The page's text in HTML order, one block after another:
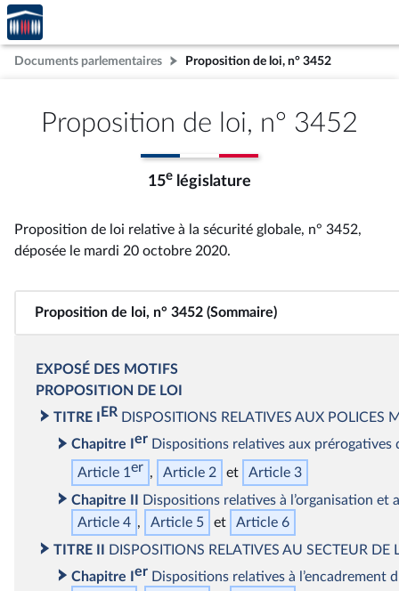
Aller au contenu
Aller en bas de la page
Accèder
à la
page
d'accueil
Documents parlementaires Proposition de loi, n° 3452
Proposition de loi, n° 3452
15e législature
Proposition de loi relative à la sécurité globale, n° 3452,
déposée le mardi 20 octobre 2020.
Proposition de loi, n° 3452 (Sommaire)
EXPOSÉ DES MOTIFS
PROPOSITION DE LOI
TITRE I
ER DISPOSITIONS RELATIVES AUX POLICES
Chapitre I er Dispositions relatives aux prérogatives
Article 1 er Article 2
Article 3
Chapitre II
Dispositions relatives à l’organisation
Article 4
Article 5
Article 6
TITRE II
DISPOSITIONS RELATIVES AU SECTEUR DE
Chapitre I er Dispositions relatives à l’encadrement